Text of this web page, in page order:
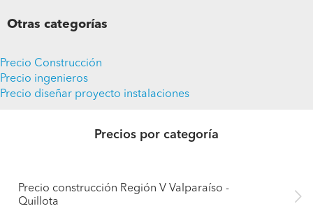
Otras categorías
Precio Construcción
Precio ingenieros
Precio diseñar proyecto instalaciones
Precios por categoría
Precio construcción Región V Valparaíso -
Quillota